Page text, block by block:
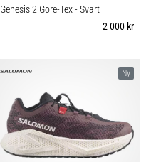
Genesis 2 Gore-Tex- Svart
2 000 kr
Ny